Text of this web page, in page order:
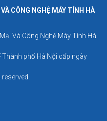
CÔNG NGHỆ MÁY TÍNH HÀ
Và Công Nghệ Máy Tính Hà
phố Hà Nội cấp ngày